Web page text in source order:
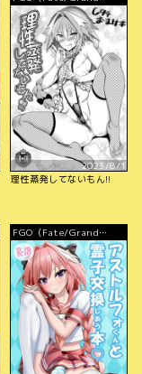
Order）
2023/8/1
理性蒸発してないもん!!
FGO（Fate/Grand
Order）